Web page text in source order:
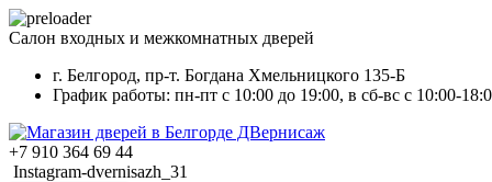
Салон входных и межкомнатных дверей
г. Белгород, пр-т. Богдана Хмельницкого 135-Б
График работы: пн-пт с 10:00 до 19:00, в сб-вс с 10:00-
+7 910 364 69 44
Instagram-dvernisazh_31